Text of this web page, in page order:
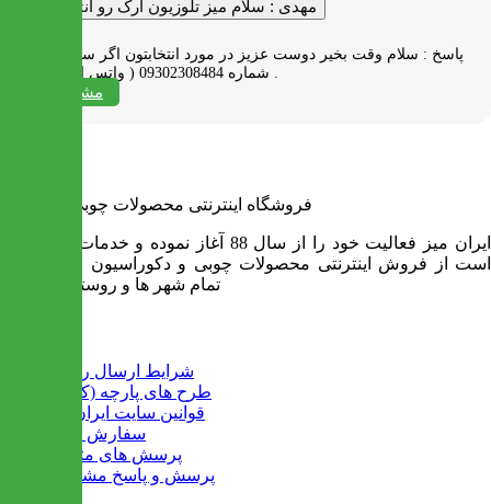
مهدی : سلام میز تلوزیون آرک رو انتخاب کردم
پاسخ : سلام وقت بخیر دوست عزیز در مورد انتخابتون اگر سوالی دارید به
شماره 09302308484 ( واتس اپ ) پیام بدید .
مشاهده همه
فروشگاه اینترنتی محصولات چوبی ایران میز
ایران میز فعالیت خود را از سال 88 آغاز نموده و خدمات آن عبارت
است از فروش اینترنتی محصولات چوبی و دکوراسیون و ارسال به
تمام شهر ها و روستاهای کشور
شرایط ارسال رایگان
طرح های پارچه (کالیته)
قوانین سایت ایران میز
سفارش عمده
پرسش های متداول
پرسش و پاسخ مشتریان